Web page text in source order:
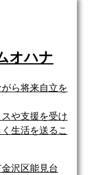
オハナ
ら将来自立を
や支援を受け
生活を送るこ
沢区能見台